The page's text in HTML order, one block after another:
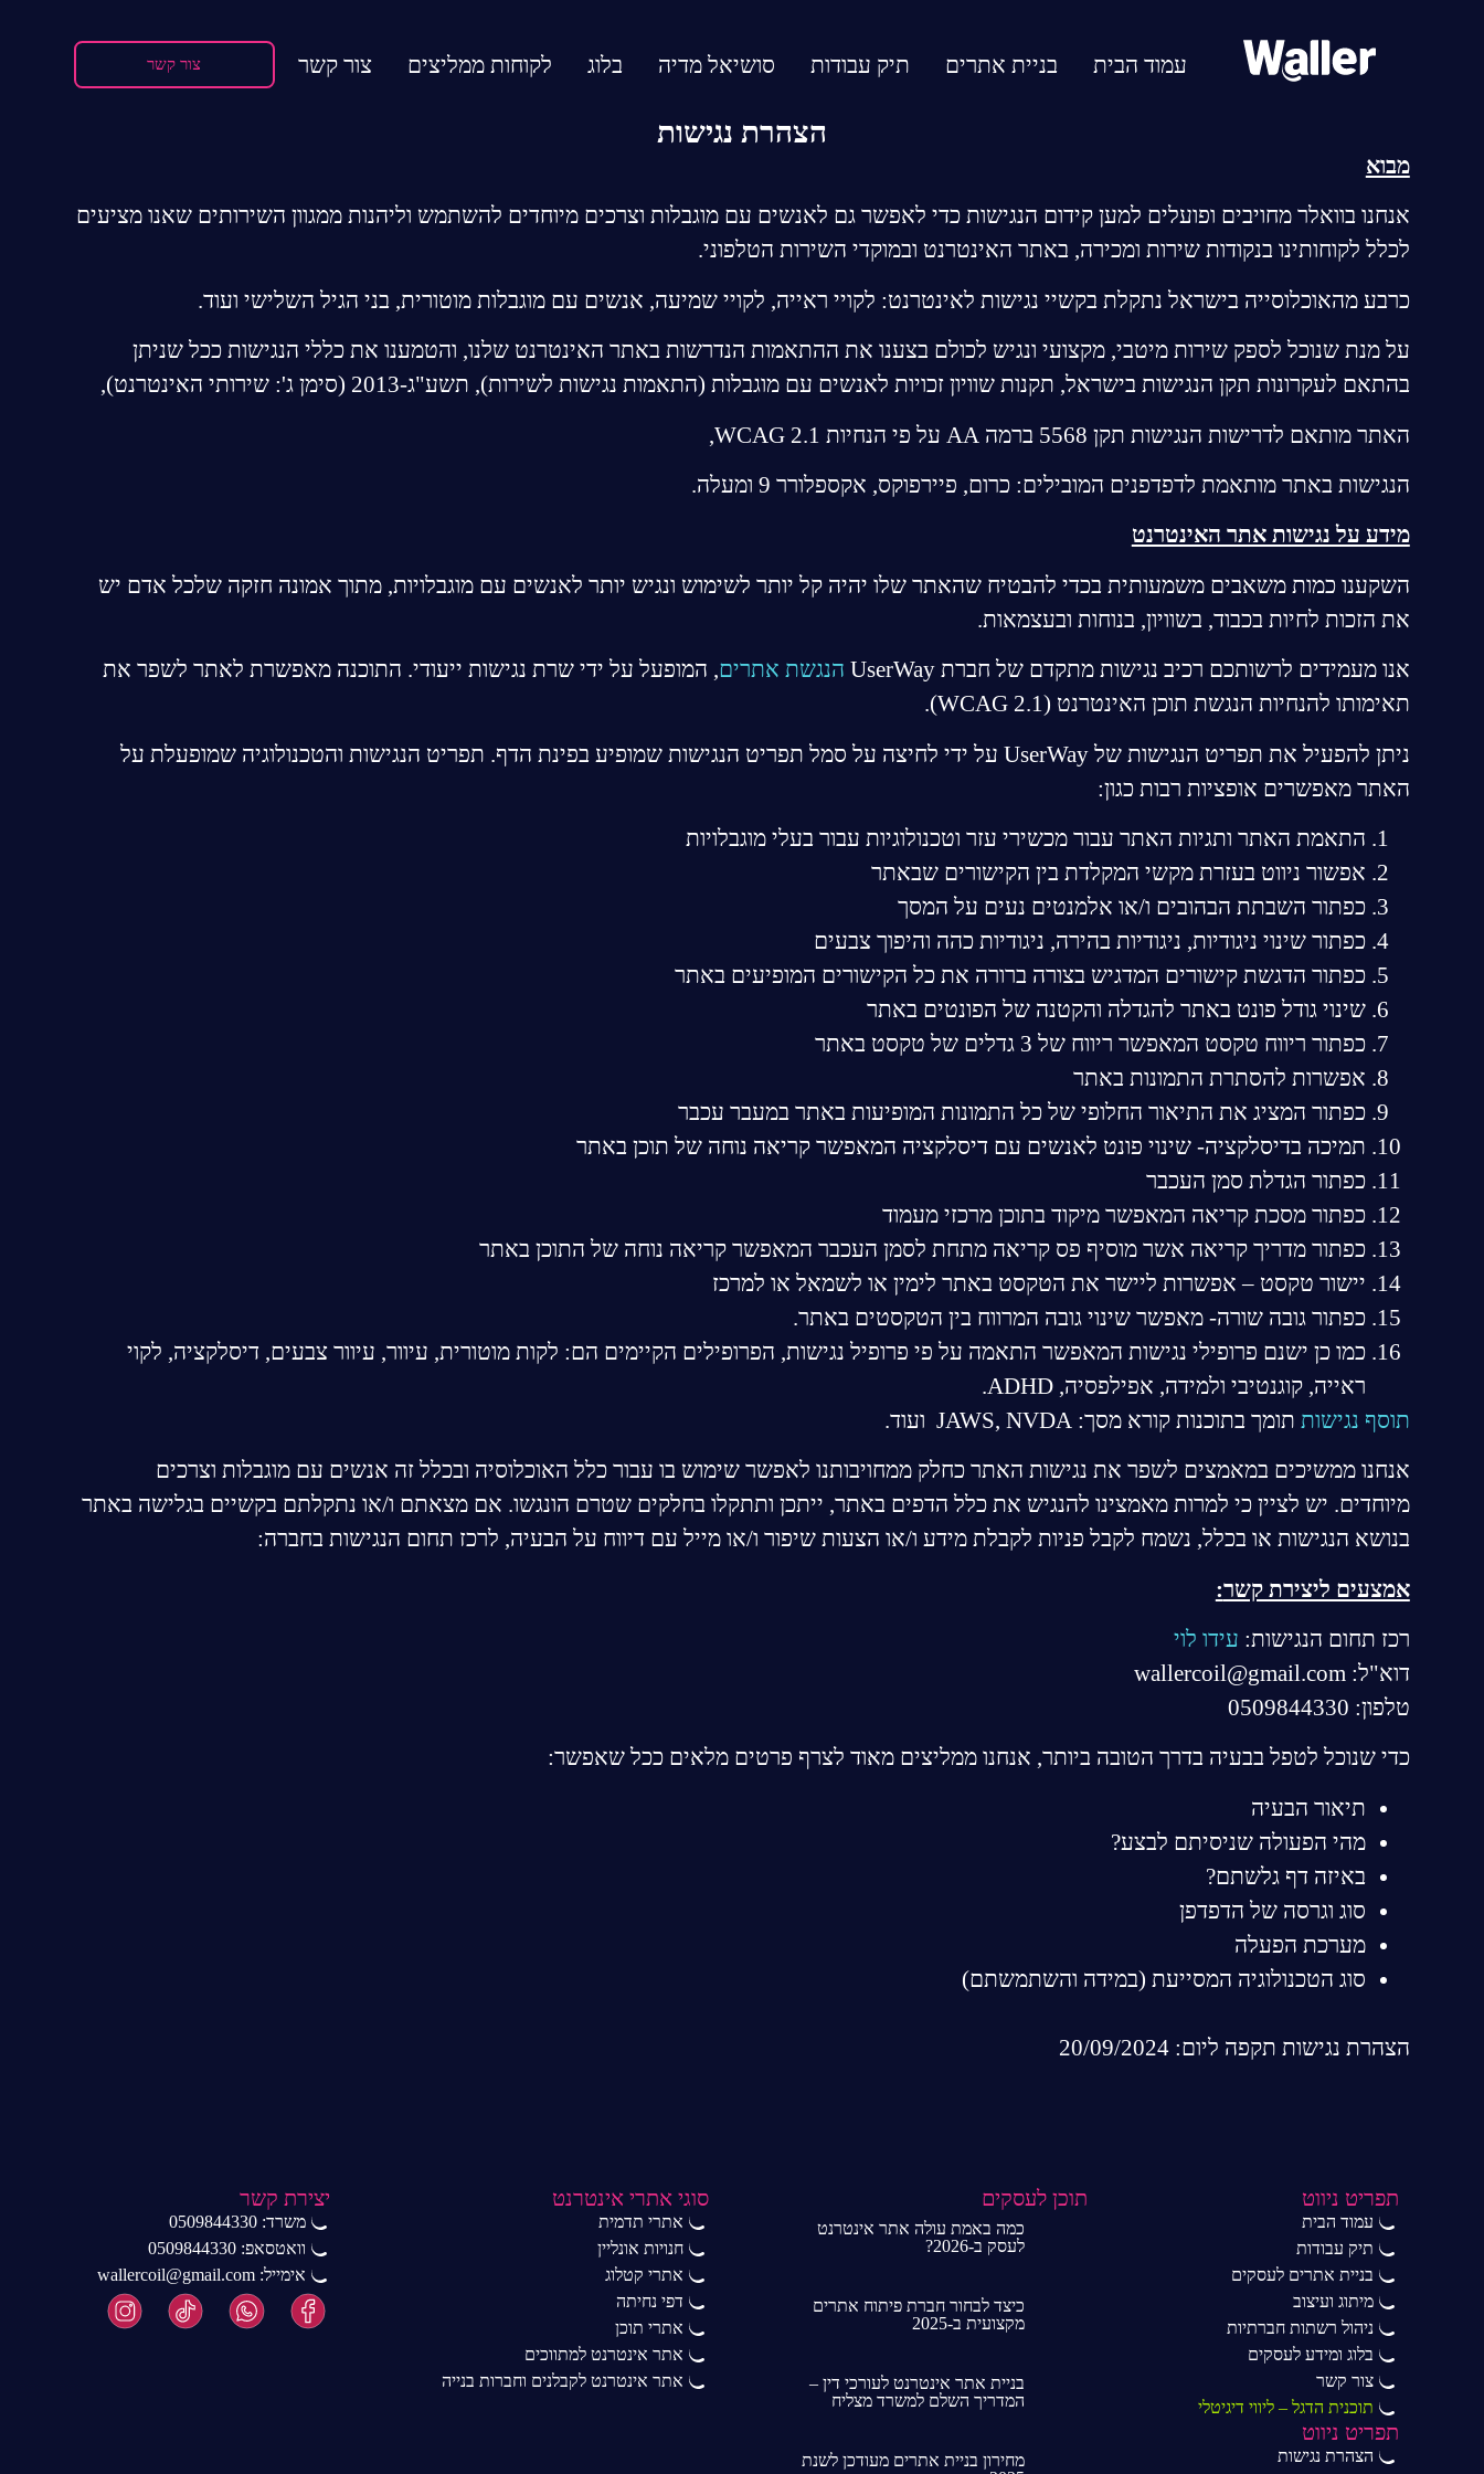
עמוד הבית בניית אתרים תיק עבודות סושיאל מדיה בלוג לקוחות ממליצים צור קשר צור קשר
הצהרת נגישות
מבוא
אנחנו בוואלר מחויבים ופועלים למען קידום הנגישות כדי לאפשר גם לאנשים עם מוגבלות וצרכים מיוחדים להשתמש וליהנות ממגוון השירותים שאנו מציעים
לכלל לקוחותינו בנקודות שירות ומכירה, באתר האינטרנט ובמוקדי השירות הטלפוני.
כרבע מהאוכלוסייה בישראל נתקלת בקשיי נגישות לאינטרנט: לקויי ראייה, לקויי שמיעה, אנשים עם מוגבלות מוטורית, בני הגיל השלישי ועוד.
על מנת שנוכל לספק שירות מיטבי, מקצועי ונגיש לכולם בצענו את ההתאמות הנדרשות באתר האינטרנט שלנו, והטמענו את כללי הנגישות ככל שניתן
בהתאם לעקרונות תקן הנגישות בישראל, תקנות שוויון זכויות לאנשים עם מוגבלות (התאמות נגישות לשירות), תשע"ג-2013 (סימן ג': שירותי האינטרנט),
האתר מותאם לדרישות הנגישות תקן 5568 ברמה AA על פי הנחיות WCAG 2.1,
הנגישות באתר מותאמת לדפדפנים המובילים: כרום, פיירפוקס, אקספלורר 9 ומעלה.
מידע על נגישות אתר האינטרנט
השקענו כמות משאבים משמעותית בכדי להבטיח שהאתר שלו יהיה קל יותר לשימוש ונגיש יותר לאנשים עם מוגבלויות, מתוך אמונה חזקה שלכל אדם יש
את הזכות לחיות בכבוד, בשוויון, בנוחות ובעצמאות.
אנו מעמידים לרשותכם רכיב נגישות מתקדם של חברת UserWay
הנגשת אתרים, המופעל על ידי שרת נגישות ייעודי. התוכנה מאפשרת לאתר לשפר את
תאימותו להנחיות הנגשת תוכן האינטרנט (WCAG 2.1).
ניתן להפעיל את תפריט הנגישות של UserWay על ידי לחיצה על סמל תפריט הנגישות שמופיע בפינת הדף. תפריט הנגישות והטכנולוגיה שמופעלת על
האתר מאפשרים אופציות רבות כגון:
התאמת האתר ותגיות האתר עבור מכשירי עזר וטכנולוגיות עבור בעלי מוגבלויות
אפשור ניווט בעזרת מקשי המקלדת בין הקישורים שבאתר
כפתור השבתת הבהובים ו/או אלמנטים נעים על המסך
כפתור שינוי ניגודיות, ניגודיות בהירה, ניגודיות כהה והיפוך צבעים
כפתור הדגשת קישורים המדגיש בצורה ברורה את כל הקישורים המופיעים באתר
שינוי גודל פונט באתר להגדלה והקטנה של הפונטים באתר
כפתור ריווח טקסט המאפשר ריווח של 3 גדלים של טקסט באתר
אפשרות להסתרת התמונות באתר
כפתור המציג את התיאור החלופי של כל התמונות המופיעות באתר במעבר עכבר
תמיכה בדיסלקציה- שינוי פונט לאנשים עם דיסלקציה המאפשר קריאה נוחה של תוכן באתר
כפתור הגדלת סמן העכבר
כפתור מסכת קריאה המאפשר מיקוד בתוכן מרכזי מעמוד
כפתור מדריך קריאה אשר מוסיף פס קריאה מתחת לסמן העכבר המאפשר קריאה נוחה של התוכן באתר
יישור טקסט – אפשרות ליישר את הטקסט באתר לימין או לשמאל או למרכז
כפתור גובה שורה- מאפשר שינוי גובה המרווח בין הטקסטים באתר.
כמו כן ישנם פרופילי נגישות המאפשר התאמה על פי פרופיל נגישות, הפרופילים הקיימים הם: לקות מוטורית, עיוור, עיוור צבעים, דיסלקציה, לקוי
ראייה, קוגנטיבי ולמידה, אפילפסיה, ADHD.
תוסף נגישות תומך בתוכנות קורא מסך: JAWS, NVDA ועוד.
אנחנו ממשיכים במאמצים לשפר את נגישות האתר כחלק ממחויבותנו לאפשר שימוש בו עבור כלל האוכלוסיה ובכלל זה אנשים עם מוגבלות וצרכים
מיוחדים. יש לציין כי למרות מאמצינו להנגיש את כלל הדפים באתר, ייתכן ותתקלו בחלקים שטרם הונגשו. אם מצאתם ו/או נתקלתם בקשיים בגלישה באתר
בנושא הנגישות או בכלל, נשמח לקבל פניות לקבלת מידע ו/או הצעות שיפור ו/או מייל עם דיווח על הבעיה, לרכז תחום הנגישות בחברה:
אמצעים ליצירת קשר:
רכז תחום הנגישות: עידו לוי
דוא"ל: wallercoil@gmail.com
טלפון: 0509844330
כדי שנוכל לטפל בבעיה בדרך הטובה ביותר, אנחנו ממליצים מאוד לצרף פרטים מלאים ככל שאפשר:
תיאור הבעיה
מהי הפעולה שניסיתם לבצע?
באיזה דף גלשתם?
סוג וגרסה של הדפדפן
מערכת הפעלה
סוג הטכנולוגיה המסייעת (במידה והשתמשתם)
הצהרת נגישות תקפה ליום: 20/09/2024
תפריט ניווט
עמוד הבית
תיק עבודות
בניית אתרים לעסקים
מיתוג ועיצוב
ניהול רשתות חברתיות
בלוג ומידע לעסקים
צור קשר
תוכנית הדגל – ליווי דיגיטלי
תפריט ניווט
הצהרת נגישות
תוכן לעסקים
כמה באמת עולה אתר אינטרנט
לעסק ב-2026?
כיצד לבחור חברת פיתוח אתרים
מקצועית ב-2025
בניית אתר אינטרנט לעורכי דין –
המדריך השלם למשרד מצליח
מחירון בניית אתרים מעודכן לשנת
סוגי אתרי אינטרנט
אתרי תדמית
חנויות אונליין
אתרי קטלוג
דפי נחיתה
אתרי תוכן
אתר אינטרנט למתווכים
אתר אינטרנט לקבלנים וחברות בנייה
יצירת קשר
משרד: 0509844330
וואטסאפ: 0509844330
אימייל: wallercoil@gmail.com